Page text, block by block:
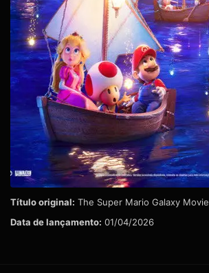
Título original: The Super Mario Galaxy Movie
Data de lançamento: 01/04/2026